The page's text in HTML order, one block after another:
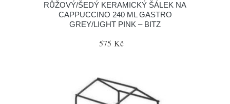
RŮŽOVÝ/ŠEDÝ KERAMICKÝ ŠÁLEK NA
CAPPUCCINO 240 ML GASTRO
GREY/LIGHT PINK – BITZ
575 Kč